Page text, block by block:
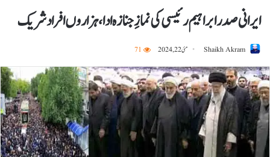
ایرانی صدر ابراہیم رئیسی کی نمازِ جنازہ ادا، ہزاروں افراد شریک
Shaikh Akram مئی 22, 2024 71